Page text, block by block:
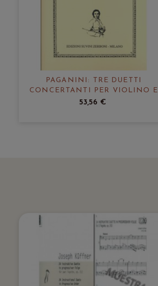
PAGANINI: TRE DUETTI
CONCERTANTI PER VIOLINO E
FAGOTTO
53,56 €